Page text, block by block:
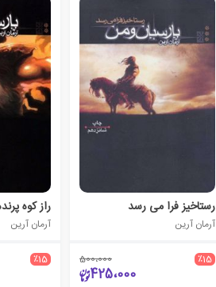
رستاخیز فرا می رسد
آرمان آرین
٪15 500،000
425،000
راز کوه
آرمان آرین
٪15